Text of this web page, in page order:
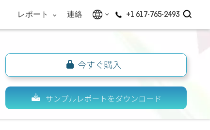
レポート 連絡 +1 617-765-2493